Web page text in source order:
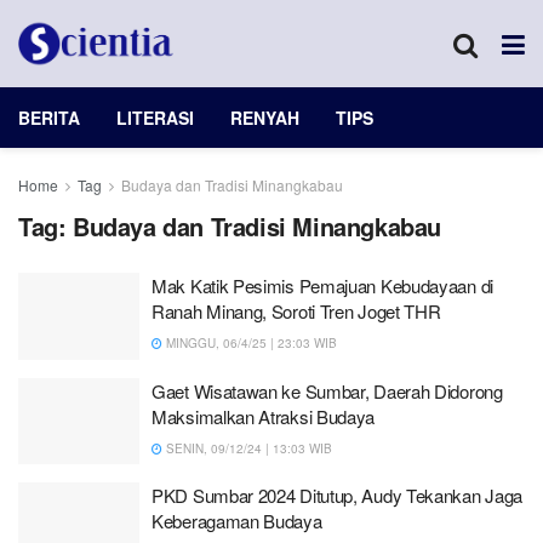
BERITA LITERASI RENYAH TIPS
Home Tag Budaya dan Tradisi Minangkabau
Tag: Budaya dan Tradisi Minangkabau
Mak Katik Pesimis Pemajuan Kebudayaan di
Ranah Minang, Soroti Tren Joget THR
MINGGU, 06/4/25 | 23:03 WIB
Gaet Wisatawan ke Sumbar, Daerah Didorong
Maksimalkan Atraksi Budaya
SENIN, 09/12/24 | 13:03 WIB
PKD Sumbar 2024 Ditutup, Audy Tekankan Jaga
Keberagaman Budaya